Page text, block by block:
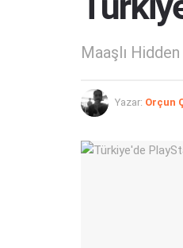
Maaşlı
Yazar: Orçun